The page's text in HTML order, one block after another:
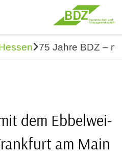
75 Jahre BDZ –
dem Ebbelwei-
am Main